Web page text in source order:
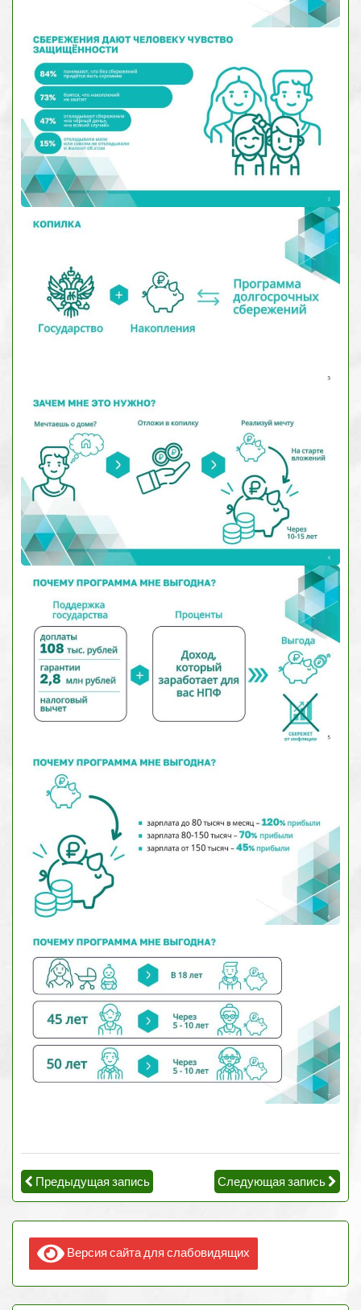
Предыдущая запись Следующая запись
Версия сайта для слабовидящих